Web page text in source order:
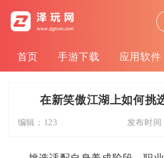
首页 手游下载 应用软件
在新笑傲江湖上如何挑
编辑： 123 发布时间